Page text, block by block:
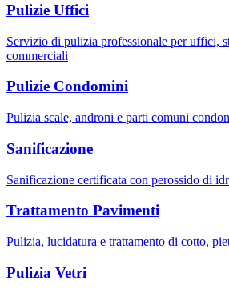
Pulizie Uffici
Servizio di pulizia professionale per uffici,
commerciali
Pulizie Condomini
Pulizia scale, androni e parti comuni
Sanificazione
Sanificazione certificata con perossido di
Trattamento Pavimenti
Pulizia, lucidatura e trattamento di cotto,
Pulizia Vetri